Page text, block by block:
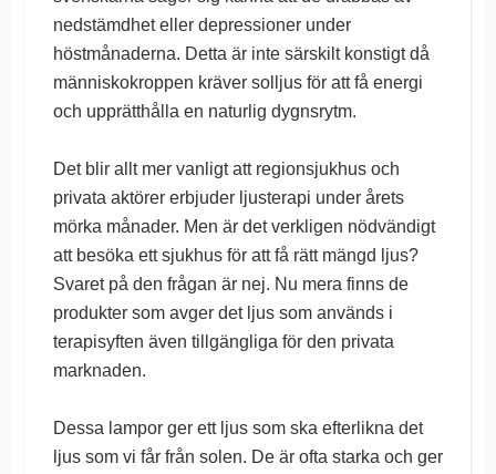
nedstämdhet eller depressioner under
höstmånaderna. Detta är inte särskilt konstigt då
människokroppen kräver solljus för att få energi
och upprätthålla en naturlig dygnsrytm.
Det blir allt mer vanligt att regionsjukhus och
privata aktörer erbjuder ljusterapi under årets
mörka månader. Men är det verkligen nödvändigt
att besöka ett sjukhus för att få rätt mängd ljus?
Svaret på den frågan är nej. Nu mera finns de
produkter som avger det ljus som används i
terapisyften även tillgängliga för den privata
marknaden.
Dessa lampor ger ett ljus som ska efterlikna det
ljus som vi får från solen. De är ofta starka och ger